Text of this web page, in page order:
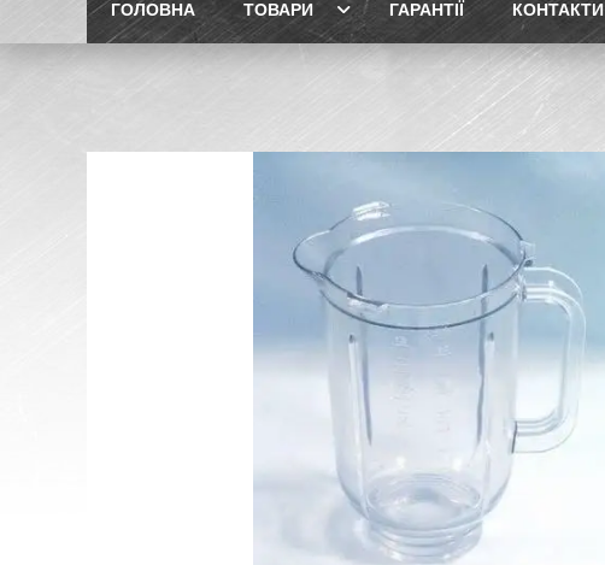
ГОЛОВНА ТОВАРИ ГАРАНТІЇ КОНТАКТИ